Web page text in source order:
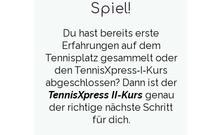
Spiel!
Du hast bereits erste
Erfahrungen auf dem
Tennisplatz gesammelt oder
den TennisXpress‑I‑Kurs
abgeschlossen? Dann ist der
TennisXpress II-Kursgenau
der richtige nächste Schritt
für dich.